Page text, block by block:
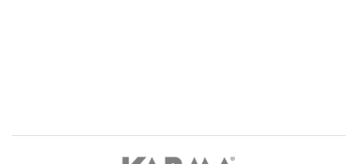
Brands Carousel